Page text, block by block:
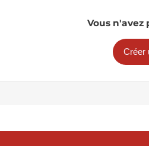
Vous n'avez
Créer